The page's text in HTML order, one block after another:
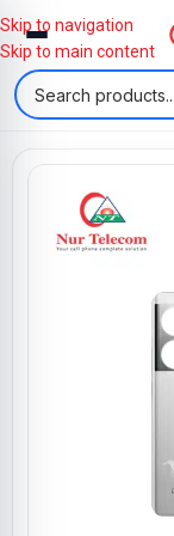
Skip to navigation
Skip to main content